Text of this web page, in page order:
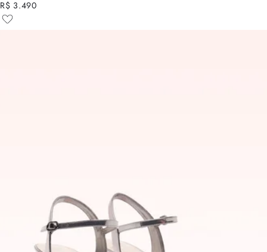
R$ 3.490